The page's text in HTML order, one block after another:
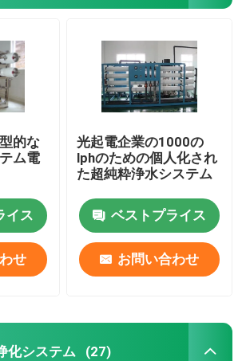
的な
ム電
イス
せ
光起電企業の1000の
lphのための個人化され
た超純粋浄水システム
ベストプライス
お問い合わせ
化システム (27)